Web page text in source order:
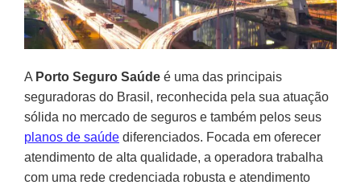
A Porto Seguro Saúde é uma das principais
seguradoras do Brasil, reconhecida pela sua atuação
sólida no mercado de seguros e também pelos seus
planos de saúde diferenciados. Focada em oferecer
atendimento de alta qualidade, a operadora trabalha
com uma rede credenciada robusta e atendimento